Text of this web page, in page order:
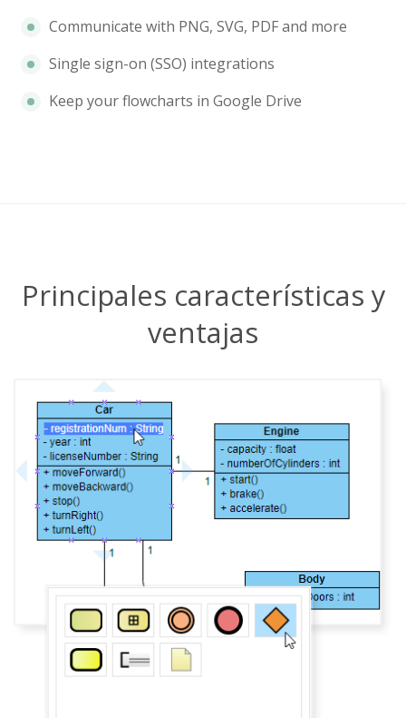
Communicate with PNG, SVG, PDF and more
Single sign-on (SSO) integrations
Keep your flowcharts in Google Drive
Principales características y
ventajas